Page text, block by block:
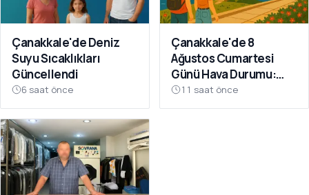
Çanakkale'de Deniz
Suyu Sıcaklıkları
Güncellendi
6 saat önce
Çanakkale'de 8
Ağustos Cumartesi
Günü Hava Durumu:
Güneşli ve Sıcak
11 saat önce